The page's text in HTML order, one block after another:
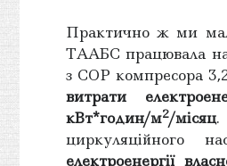
Практично ж ми
ТААБС працювала на
з СОР компресора
витрати
кВт*годин/м2/місяц.
циркуляційного
електроенергії